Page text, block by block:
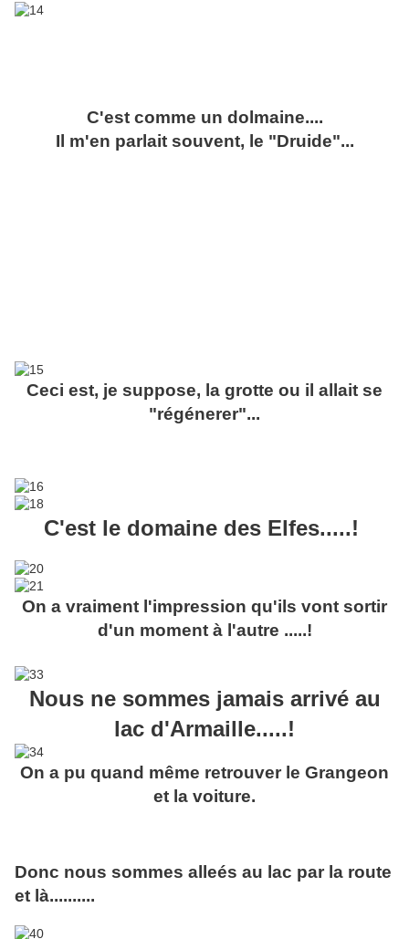
C'est comme un dolmaine....
Il m'en parlait souvent, le "Druide"...
Ceci est, je suppose, la grotte ou il allait se
"régénerer"...
C'est le domaine des Elfes.....!
On a vraiment l'impression qu'ils vont sortir
d'un moment à l'autre .....!
Nous ne sommes jamais arrivé au
lac d'Armaille.....!
On a pu quand même retrouver le Grangeon
et la voiture.
Donc nous sommes alleés au lac par la route
et là..........